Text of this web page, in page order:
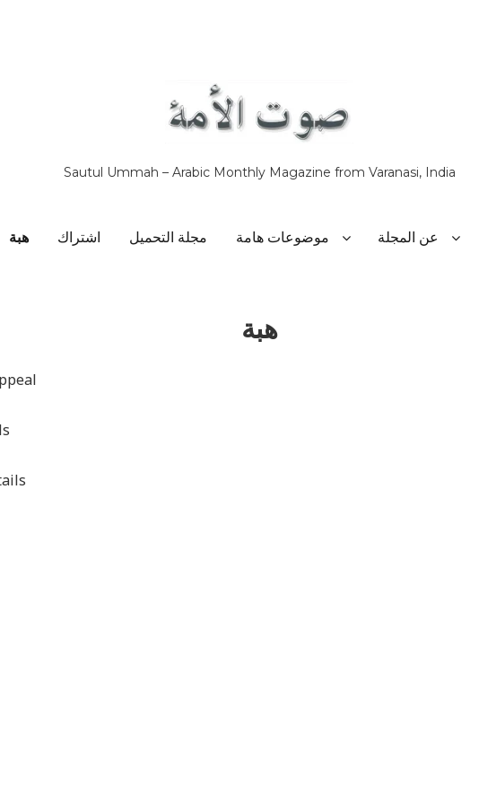
Sautul Ummah – Arabic Monthly Magazine from Varanasi, India
هبة اشتراك مجلة التحميل موضوعات هامة عن المجلة
هبة